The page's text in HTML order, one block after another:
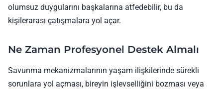
olumsuz duygularını başkalarına atfedebilir, bu da
kişilerarası çatışmalara yol açar.
Ne Zaman Profesyonel Destek Almalı
Savunma mekanizmalarının yaşam ilişkilerinde sürekli
sorunlara yol açması, bireyin işlevselliğini bozması veya